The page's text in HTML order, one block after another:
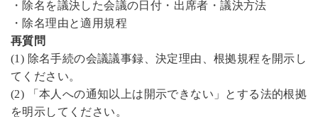
・ 除名を議決した会議の日付・出席者・議決方法
・ 除名理由と適用規程
再質問
(1) 除名手続の会議議事録、決定理由、根拠規程を開示し
てください。
(2)
「本人への通知以上は開示できない」とする法的根拠
を明示してください。